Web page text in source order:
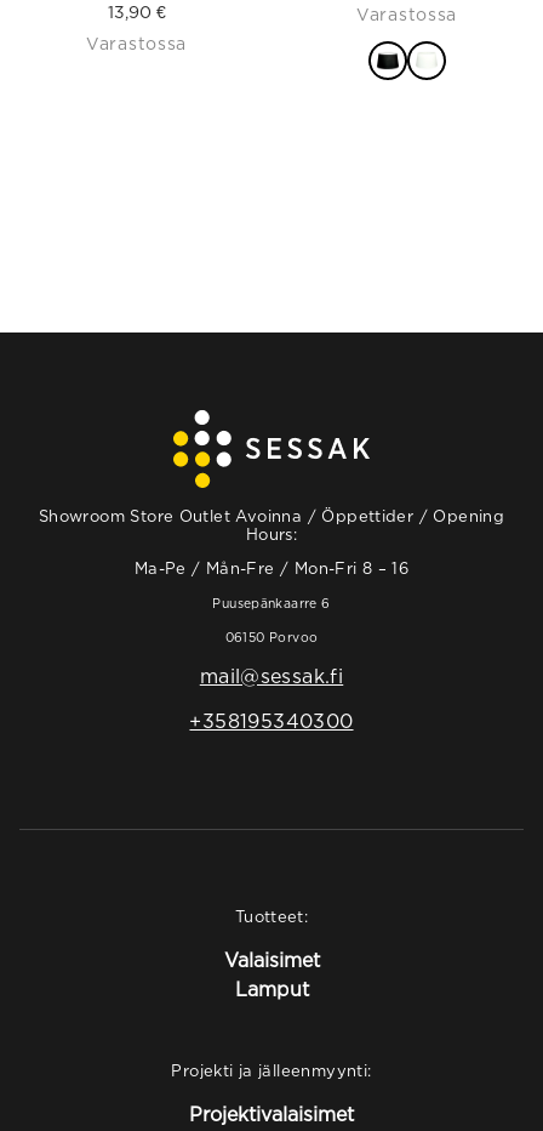
13,90 €
Varastossa
Varastossa
Showroom Store Outlet Avoinna / Öppettider / Opening
Hours:
Ma-Pe / Mån-Fre / Mon-Fri 8 – 16
Puusepänkaarre 6
06150 Porvoo
mail@sessak.fi
+358195340300
Tuotteet:
Valaisimet
Lamput
Projekti ja jälleenmyynti:
Projektivalaisimet